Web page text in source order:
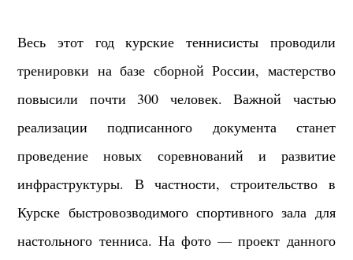
Весь этот год курские теннисисты проводили
тренировки на базе сборной России, мастерство
повысили почти 300 человек. Важной частью
реализации подписанного документа станет
проведение новых соревнований и развитие
инфраструктуры. В частности, строительство в
Курске быстровозводимого спортивного зала для
настольного тенниса. На фото — проект данного